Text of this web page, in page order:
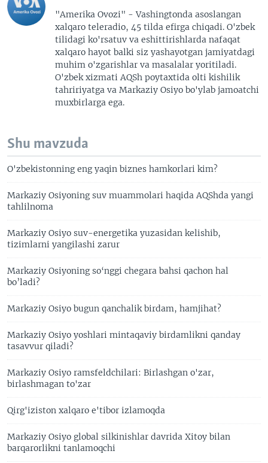
"Amerika Ovozi" - Vashingtonda asoslangan
xalqaro teleradio, 45 tilda efirga chiqadi. O'zbek
tilidagi ko'rsatuv va eshittirishlarda nafaqat
xalqaro hayot balki siz yashayotgan jamiyatdagi
muhim o'zgarishlar va masalalar yoritiladi.
O'zbek xizmati AQSh poytaxtida olti kishilik
tahririyatga va Markaziy Osiyo bo'ylab jamoatchi
muxbirlarga ega.
Shu mavzuda
O'zbekistonning eng yaqin biznes hamkorlari kim?
Markaziy Osiyoning suv muammolari haqida AQShda yangi
tahlilnoma
Markaziy Osiyo suv-energetika yuzasidan kelishib,
tizimlarni yangilashi zarur
Markaziy Osiyoning so‘nggi chegara bahsi qachon hal
bo’ladi?
Markaziy Osiyo bugun qanchalik birdam, hamjihat?
Markaziy Osiyo yoshlari mintaqaviy birdamlikni qanday
tasavvur qiladi?
Markaziy Osiyo ramsfeldchilari: Birlashgan o'zar,
birlashmagan to'zar
Qirg'iziston xalqaro e'tibor izlamoqda
Markaziy Osiyo global silkinishlar davrida Xitoy bilan
barqarorlikni tanlamoqchi